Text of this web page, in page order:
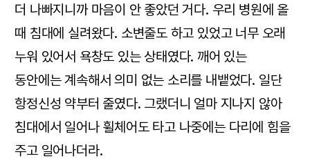
더 나빠지니까 마음이 안 좋았던 거다. 우리 병원에 올
때 침대에 실려왔다. 소변줄도 하고 있었고 너무 오래
누워 있어서 욕창도 있는 상태였다. 깨어 있는
동안에는 계속해서 의미 없는 소리를 내뱉었다. 일단
항정신성 약부터 줄였다. 그랬더니 얼마 지나지 않아
침대에서 일어나 휠체어도 타고 나중에는 다리에 힘을
주고 일어나더라.